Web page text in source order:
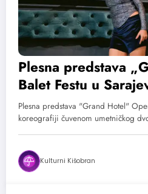
Plesna predstava
Balet Festu u
Plesna predstava "Grand Hotel"
koreografiji čuvenom umetničkog
Kulturni Kišobran